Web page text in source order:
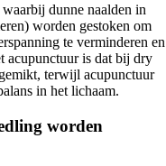
dunne naalden in
worden gestoken om
te verminderen en
acupunctuur is dat bij dry
terwijl acupunctuur
in het lichaam.
worden